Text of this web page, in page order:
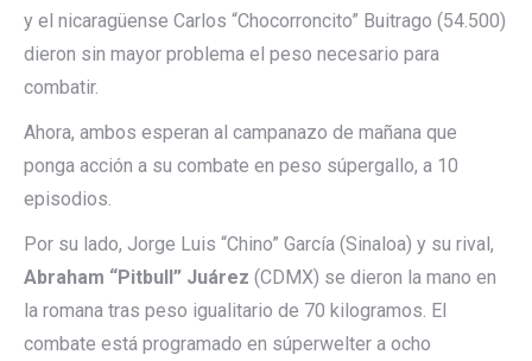
y el nicaragüense Carlos “Chocorroncito” Buitrago (54.500)
dieron sin mayor problema el peso necesario para
combatir.
Ahora, ambos esperan al campanazo de mañana que
ponga acción a su combate en peso súpergallo, a 10
episodios.
Por su lado, Jorge Luis “Chino” García (Sinaloa) y su rival,
Abraham “Pitbull” Juárez (CDMX) se dieron la mano en
la romana tras peso igualitario de 70 kilogramos. El
combate está programado en súperwelter a ocho